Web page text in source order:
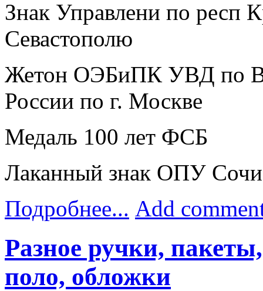
Знак Управлени по респ
Севастополю
Жетон ОЭБиПК УВД по
России по г. Москве
Медаль 100 лет ФСБ
Лаканный знак ОПУ Сочи
Подробнее... Add
Разное ручки,
поло, обложки